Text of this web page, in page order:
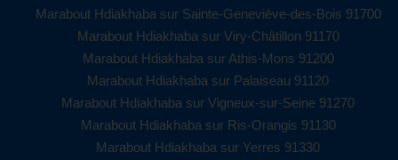
Marabout Hdiakhaba sur Sainte-Geneviève-des-Bois 91700
Marabout Hdiakhaba sur Viry-Châtillon 91170
Marabout Hdiakhaba sur Athis-Mons 91200
Marabout Hdiakhaba sur Palaiseau 91120
Marabout Hdiakhaba sur Vigneux-sur-Seine 91270
Marabout Hdiakhaba sur Ris-Orangis 91130
Marabout Hdiakhaba sur Yerres 91330